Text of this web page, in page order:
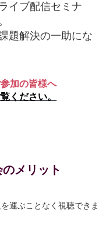
イブ配信セミナ
題解決の一助にな
加の皆様へ
ください。
メリット
運ぶことなく視聴できま